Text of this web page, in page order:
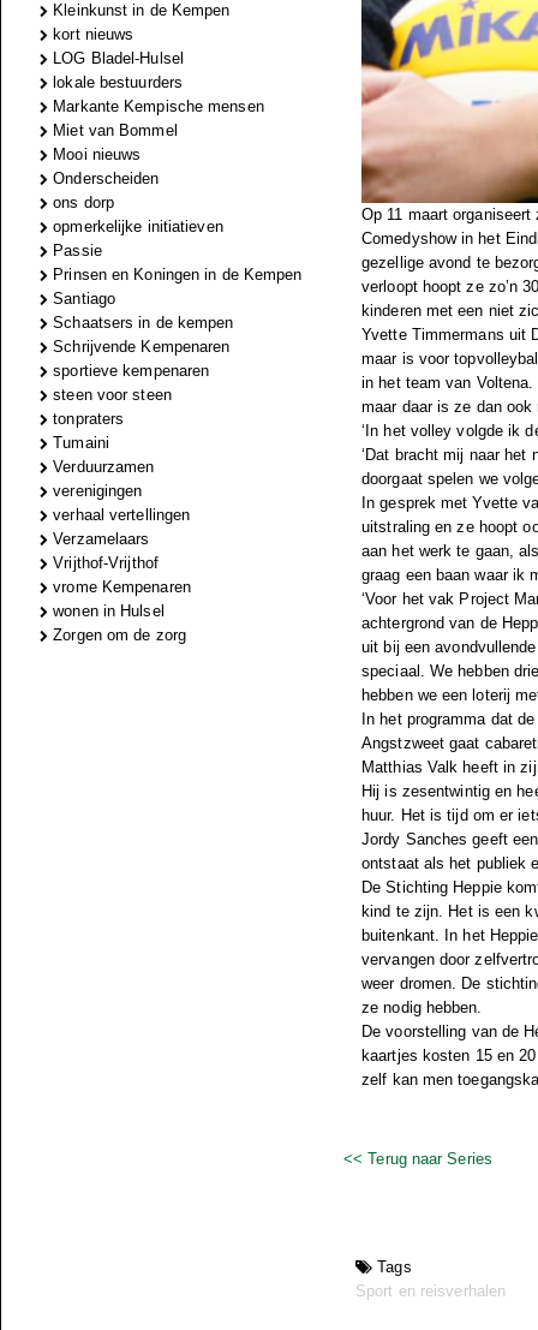
Kleinkunst in de Kempen
kort nieuws
LOG Bladel-Hulsel
lokale bestuurders
Markante Kempische mensen
Miet van Bommel
Mooi nieuws
Onderscheiden
ons dorp
opmerkelijke initiatieven
Passie
Prinsen en Koningen in de Kempen
Santiago
Schaatsers in de kempen
Schrijvende Kempenaren
sportieve kempenaren
steen voor steen
tonpraters
Tumaini
Verduurzamen
verenigingen
verhaal vertellingen
Verzamelaars
Vrijthof-Vrijthof
vrome Kempenaren
wonen in Hulsel
Zorgen om de zorg
Op 11 maart
Comedyshow in het
gezellige avond te
verloopt hoopt ze zo’n
kinderen met een niet
Yvette Timmermans uit
maar is voor
in het team van
maar daar is ze dan ook
‘In het volley volgde ik
‘Dat bracht mij naar
doorgaat spelen we
In gesprek met Yvette
uitstraling en ze hoopt
aan het werk te gaan,
graag een baan waar ik
‘Voor het vak Project
achtergrond van de
uit bij een
speciaal. We hebben
hebben we een loterij
In het programma dat
Angstzweet gaat
Matthias Valk heeft in
Hij is zesentwintig en
huur. Het is tijd om er
Jordy Sanches geeft
ontstaat als het publiek
De Stichting Heppie
kind te zijn. Het is een
buitenkant. In het
vervangen door
weer dromen. De
ze nodig hebben.
De voorstelling van de
kaartjes kosten 15 en
zelf kan men
<< Terug naar Series
Tags
Sport en reisverhalen